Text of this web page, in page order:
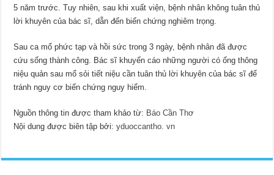
5 năm trước. Tuy nhiên, sau khi xuất viện, bệnh nhân không tuân thủ
lời khuyên của bác sĩ, dẫn đến biến chứng nghiêm trọng.
Sau ca mổ phức tạp và hồi sức trong 3 ngày, bệnh nhân đã được
cứu sống thành công. Bác sĩ khuyến cáo những người có ống thông
niệu quản sau mổ sỏi tiết niệu cần tuân thủ lời khuyên của bác sĩ để
tránh nguy cơ biến chứng nguy hiểm.
Nguồn thông tin được tham khảo từ: Báo Cần Thơ
Nội dung được biên tập bởi:yduoccantho. vn